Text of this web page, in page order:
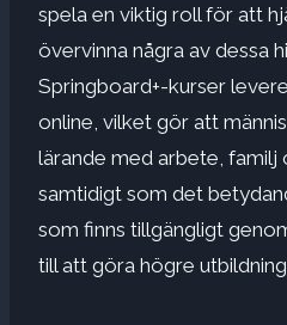
spela en viktig roll för att
övervinna några av dessa
Springboard+-kurser
online, vilket gör att
lärande med arbete, familj
samtidigt som det
som finns tillgängligt
till att göra högre